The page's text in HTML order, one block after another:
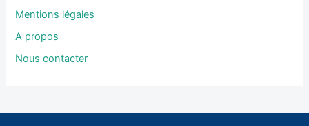
Mentions légales
A propos
Nous contacter